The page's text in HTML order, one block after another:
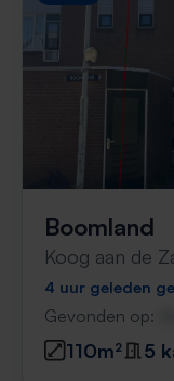
Boomland
Koog aan de
4 uur geleden
Gevonden op:
110m² 5